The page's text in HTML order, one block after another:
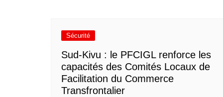
Sécurité
Sud-Kivu : le PFCIGL renforce les
capacités des Comités Locaux de
Facilitation du Commerce
Transfrontalier